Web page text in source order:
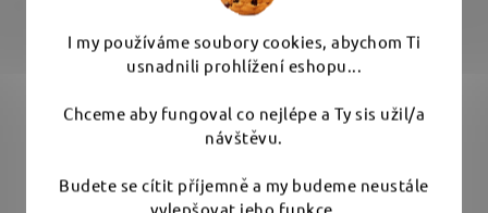
I my používáme soubory cookies, abychom Ti
usnadnili prohlížení eshopu...
Chceme aby fungoval co nejlépe a Ty sis užil/a
návštěvu.
Budete se cítit příjemně a my budeme neustále
vylepšovat jeho funkce.